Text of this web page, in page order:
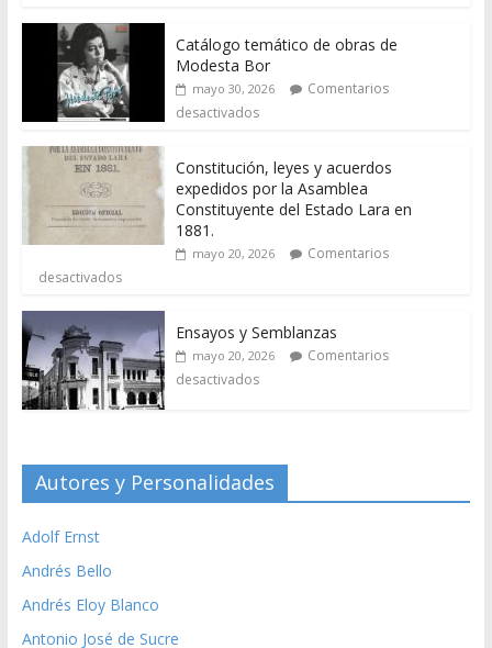
Catálogo temático de obras de
Modesta Bor
mayo 30, 2026
Comentarios
desactivados
Constitución, leyes y acuerdos
expedidos por la Asamblea
Constituyente del Estado Lara en
1881.
mayo 20, 2026
Comentarios
desactivados
Ensayos y Semblanzas
mayo 20, 2026
Comentarios
desactivados
Autores y Personalidades
Adolf Ernst
Andrés Bello
Andrés Eloy Blanco
Antonio José de Sucre